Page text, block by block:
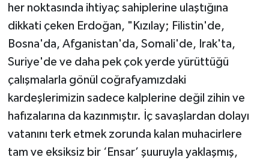
her noktasında ihtiyaç sahiplerine ulaştığına
dikkati çeken Erdoğan, "Kızılay; Filistin'de,
Bosna'da, Afganistan'da, Somali'de, Irak'ta,
Suriye'de ve daha pek çok yerde yürüttüğü
çalışmalarla gönül coğrafyamızdaki
kardeşlerimizin sadece kalplerine değil zihin ve
hafızalarına da kazınmıştır. İç savaşlardan dolayı
vatanını terk etmek zorunda kalan muhacirlere
tam ve eksiksiz bir ‘Ensar’ şuuruyla yaklaşmış,